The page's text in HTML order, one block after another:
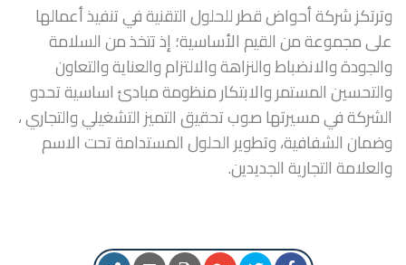
وترتكز شركة أحواض قطر للحلول التقنية في تنفيذ أعمالها
على مجموعة من القيم الأساسية؛ إذ تتخذ من السلامة
والجودة والانضباط والنزاهة والالتزام والعناية والتعاون
والتحسين المستمر والابتكار منظومة مبادئ اساسية تحدو
الشركة في مسيرتها صوب تحقيق التميز التشغيلي والتجاري ،
وضمان الشفافية، وتطوير الحلول المستدامة تحت الاسم
والعلامة التجارية الجديدين.